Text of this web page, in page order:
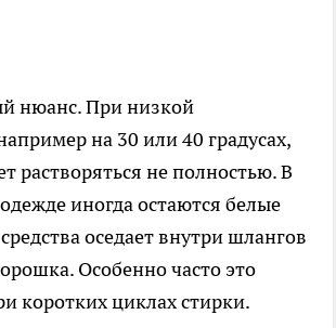
нюанс. При низкой
на 30 или 40 градусах,
растворяться не полностью. В
иногда остаются белые
оседает внутри шлангов
Особенно часто это
коротких циклах стирки.